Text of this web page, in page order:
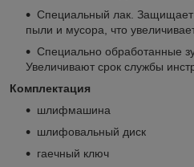
Специальный лак. Защищает
пыли и мусора, что
Специально обработанные
Увеличивают срок службы
Комплектация
шлифмашина
шлифовальный диск
гаечный ключ